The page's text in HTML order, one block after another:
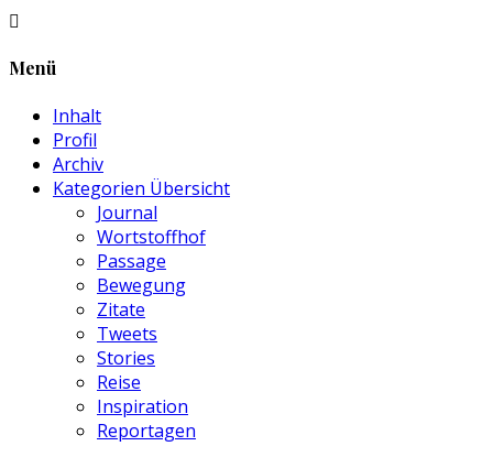
Menü
Inhalt
Profil
Archiv
Kategorien Übersicht
Journal
Wortstoffhof
Passage
Bewegung
Zitate
Tweets
Stories
Reise
Inspiration
Reportagen